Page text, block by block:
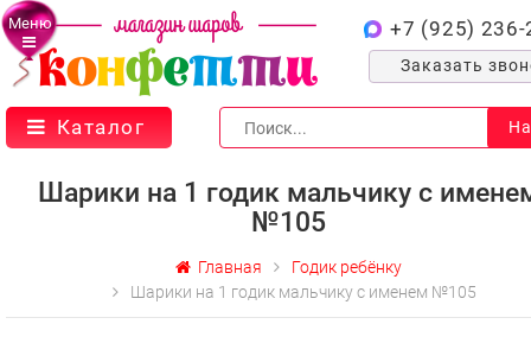
Меню +7 (925) 236-
Заказать
Каталог
Шарики на 1 годик мальчику с
№105
Главная
Годик ребёнку
Шарики на 1 годик мальчику с именем №105